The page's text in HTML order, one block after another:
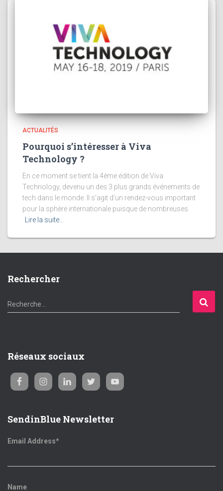
ACTUALITÉS
Pourquoi s’intéresser à Viva
Technology ?
En ce moment se tient la 4ème édition de Viva
Technology, devenu un des 3 plus grands événements de
tech dans le monde. Il s’agit d’un rendez-vous important
pour la sphère internationale puisque de nombreuses
Lire la suite…
Rechercher
R
e
r
h
e
:
Recherche…
Réseaux sociaux
SendinBlue Newsletter
Email Address*
Name